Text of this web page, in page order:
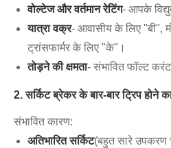
वोल्टेज और वर्तमान रेटिंग- आपके
यात्रा वक्र- आवासीय के लिए "बी",
ट्रांसफार्मर के लिए "के"।
तोड़ने की क्षमता- संभावित फॉल्ट
2. सर्किट ब्रेकर के बार-बार ट्रिप होने
संभावित कारण:
अतिभारित सर्किट(बहुत सारे उपकरण